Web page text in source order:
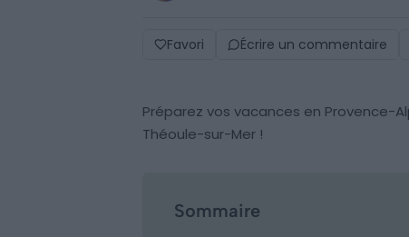
Favori Écrire un commentaire
Préparez vos vacances en Provence-
Théoule-sur-Mer !
Sommaire